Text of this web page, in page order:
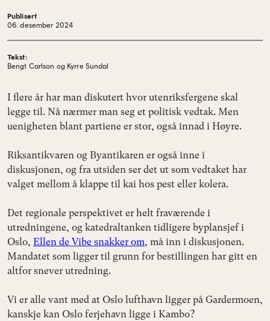
Publisert
06. desember 2024
Tekst:
Bengt Carlson og Kyrre Sundal
I flere år har man diskutert hvor utenriksfergene skal
legge til. Nå nærmer man seg et politisk vedtak. Men
uenigheten blant partiene er stor, også innad i Høyre.
Riksantikvaren og Byantikaren er også inne i
diskusjonen, og fra utsiden ser det ut som vedtaket har
valget mellom å klappe til kai hos pest eller kolera.
Det regionale perspektivet er helt fraværende i
utredningene, og katedraltanken tidligere byplansjef i
Oslo, Ellen de Vibe snakker om, må inn i diskusjonen.
Mandatet som ligger til grunn for bestillingen har gitt en
altfor snever utredning.
Vi er alle vant med at Oslo lufthavn ligger på Gardermoen,
kanskje kan Oslo ferjehavn ligge i Kambo?